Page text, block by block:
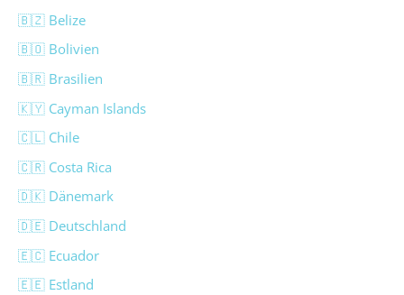
🇧🇿 Belize
🇧🇴 Bolivien
🇧🇷 Brasilien
🇰🇾 Cayman Islands
🇨🇱 Chile
🇨🇷 Costa Rica
🇩🇰 Dänemark
🇩🇪 Deutschland
🇪🇨 Ecuador
🇪🇪 Estland